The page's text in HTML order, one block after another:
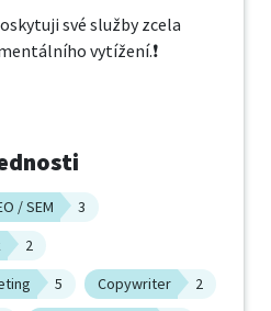
své služby zcela
vytížení.❗️
/ SEM
3
2
5 Copywriter
2